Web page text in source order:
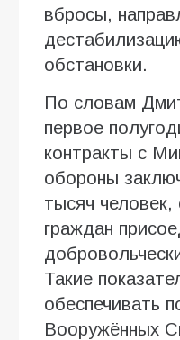
вбросы,
обстановки.
По словам
первое
контракты с
обороны
тысяч
граждан
Такие
обеспечивать
Вооружённых